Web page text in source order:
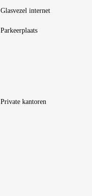
Glasvezel internet
Parkeerplaats
Private kantoren